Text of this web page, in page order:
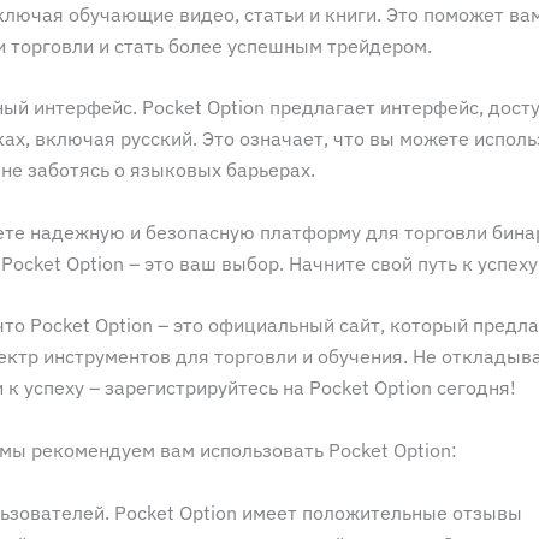
обучающие видео, статьи и книги. Это поможет
торговли и стать более успешным трейдером.
интерфейс. Pocket Option предлагает интерфейс,
включая русский. Это означает, что вы можете
заботясь о языковых барьерах.
надежную и безопасную платформу для торговли
Option – это ваш выбор. Начните свой путь к
Pocket Option – это официальный сайт, который
инструментов для торговли и обучения. Не
успеху – зарегистрируйтесь на Pocket Option сегодня!
рекомендуем вам использовать Pocket Option:
Pocket Option имеет положительные отзывы